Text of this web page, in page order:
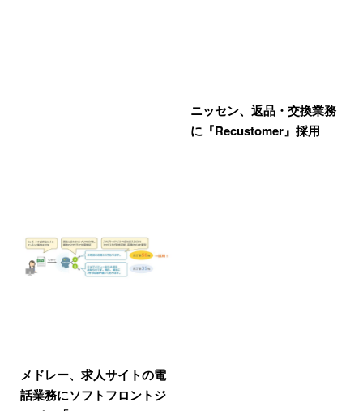
ニッセン、返品・交換業務
に『Recustomer』採用
メドレー、求人サイトの電
話業務にソフトフロントジ